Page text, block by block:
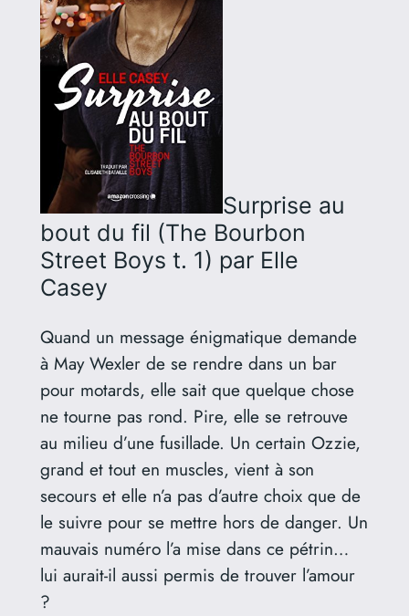
Surprise au
bout du fil (The Bourbon
Street Boys t. 1) par Elle
Casey
Quand un message énigmatique demande
à May Wexler de se rendre dans un bar
pour motards, elle sait que quelque chose
ne tourne pas rond. Pire, elle se retrouve
au milieu d’une fusillade. Un certain Ozzie,
grand et tout en muscles, vient à son
secours et elle n’a pas d’autre choix que de
le suivre pour se mettre hors de danger. Un
mauvais numéro l’a mise dans ce pétrin…
lui aurait-il aussi permis de trouver l’amour
?